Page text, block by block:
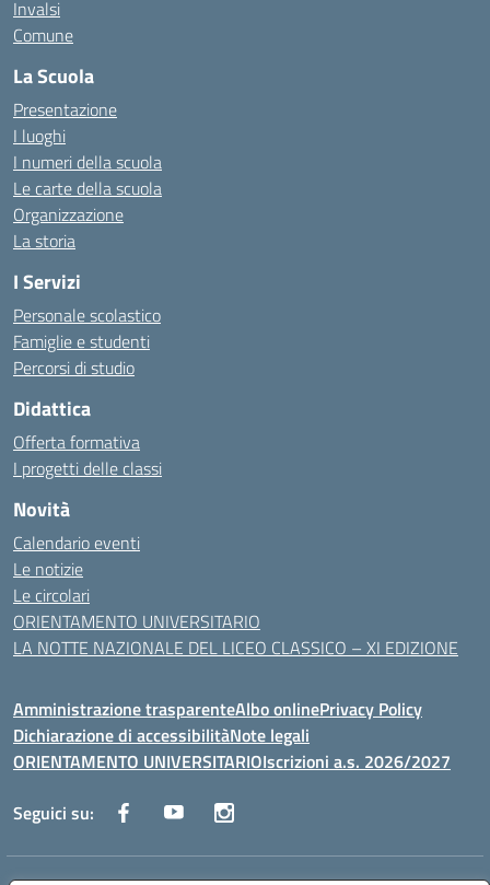
Invalsi
Comune
La Scuola
Presentazione
I luoghi
I numeri della scuola
Le carte della scuola
Organizzazione
La storia
I Servizi
Personale scolastico
Famiglie e studenti
Percorsi di studio
Didattica
Offerta formativa
I progetti delle classi
Novità
Calendario eventi
Le notizie
Le circolari
ORIENTAMENTO UNIVERSITARIO
LA NOTTE NAZIONALE DEL LICEO CLASSICO – XI EDIZIONE
Amministrazione trasparenteAlbo onlinePrivacy Policy
Dichiarazione di accessibilitàNote legali
ORIENTAMENTO UNIVERSITARIOIscrizioni a.s. 2026/2027
Seguici su: